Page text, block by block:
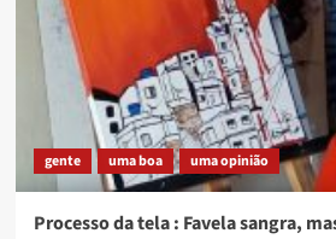
golpe
de
Estado
gente uma boa uma opinião
Processo da tela : Favela sangra,